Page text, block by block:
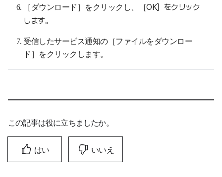
［ダウンロード］をクリックし、［OK］をクリック
します。
受信したサービス通知の［ファイルをダウンロー
ド］をクリックします。
この記事は役に立ちましたか。
はい いいえ